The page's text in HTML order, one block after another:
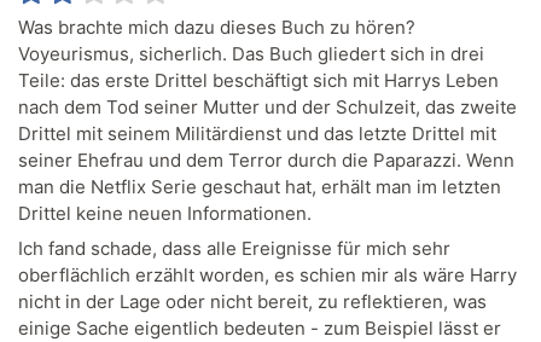
Was brachte mich dazu dieses Buch zu hören?
Voyeurismus, sicherlich. Das Buch gliedert sich in drei
Teile: das erste Drittel beschäftigt sich mit Harrys Leben
nach dem Tod seiner Mutter und der Schulzeit, das zweite
Drittel mit seinem Militärdienst und das letzte Drittel mit
seiner Ehefrau und dem Terror durch die Paparazzi. Wenn
man die Netflix Serie geschaut hat, erhält man im letzten
Drittel keine neuen Informationen.
Ich fand schade, dass alle Ereignisse für mich sehr
oberflächlich erzählt worden, es schien mir als wäre Harry
nicht in der Lage oder nicht bereit, zu reflektieren, was
einige Sache eigentlich bedeuten - zum Beispiel lässt er